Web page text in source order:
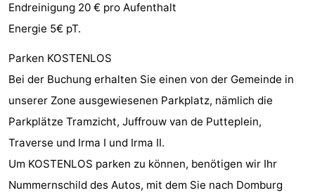
-
Radfahren
-
Reiten
-
Endreinigung 20 € pro Aufenthalt
Energie 5€ pT.
Parken KOSTENLOS
Bei der Buchung erhalten Sie einen von der Gemeinde in
unserer Zone ausgewiesenen Parkplatz, nämlich die
Parkplätze Tramzicht, Juffrouw van de Putteplein,
Traverse und Irma I und Irma II.
Um KOSTENLOS parken zu können, benötigen wir Ihr
Nummernschild des Autos, mit dem Sie nach Domburg